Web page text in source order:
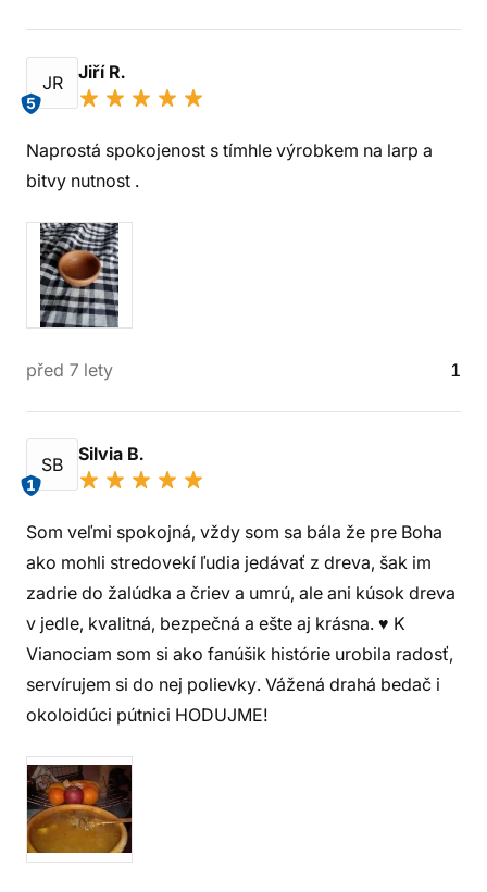
JR
5
Jiří R.
Naprostá spokojenost s tímhle výrobkem na larp a
bitvy nutnost .
před 7 lety 1
SB
1
Silvia B.
Som veľmi spokojná, vždy som sa bála že pre Boha
ako mohli stredovekí ľudia jedávať z dreva, šak im
zadrie do žalúdka a čriev a umrú, ale ani kúsok dreva
v jedle, kvalitná, bezpečná a ešte aj krásna. ♥️ K
Vianociam som si ako fanúšik histórie urobila radosť,
servírujem si do nej polievky. Vážená drahá bedač i
okoloidúci pútnici HODUJME!